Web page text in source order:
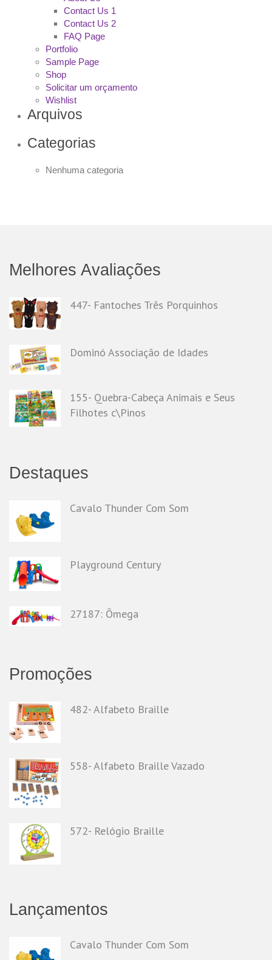
Contact Us 1
Contact Us 2
FAQ Page
Portfolio
Sample Page
Shop
Solicitar um orçamento
Wishlist
Arquivos
Categorias
Nenhuma categoria
Melhores Avaliações
447- Fantoches Três Porquinhos
Dominó Associação de Idades
155- Quebra-Cabeça Animais e Seus
Filhotes c\Pinos
Destaques
Cavalo Thunder Com Som
Playground Century
27187: Ômega
Promoções
482- Alfabeto Braille
558- Alfabeto Braille Vazado
572- Relógio Braille
Lançamentos
Cavalo Thunder Com Som